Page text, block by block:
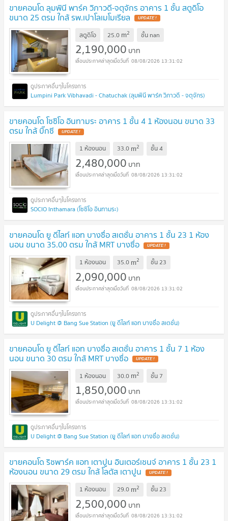
ขายคอนโด ลุมพินี พาร์ค วิภาวดี-จตุจักร อาคาร 1 ชั้น สตูดิโอ
ขนาด 25 ตรม ใกล้ รพ.เปาโลเมโมเรียล UPDATE !
สตูดิโอ 25.0 m2 ชั้น nan
2,190,000 บาท
08/08/2026 13:31:02
Lumpini Park Vibhavadi - Chatuchak (ลุมพินี พาร์ค วิภาวดี - จตุจักร)
ขายคอนโด โซซิโอ อินทามระ อาคาร 1 ชั้น 4 1 ห้องนอน ขนาด 33
ตรม ใกล้ บิ๊กซี UPDATE !
1 ห้องนอน 33.0 m2 ชั้น4
2,480,000 บาท
08/08/2026 13:31:02
SOCIO Inthamara (โซซิโอ อินทามระ)
ขายคอนโด ยู ดีไลท์ แอท บางซื่อ สเตชั่น อาคาร 1 ชั้น 23 1 ห้อง
นอน ขนาด 35.00 ตรม ใกล้ MRT บางซื่อ UPDATE !
1 ห้องนอน 35.0 m2 ชั้น23
2,090,000 บาท
08/08/2026 13:31:02
U Delight @ Bang Sue Station (ยู ดีไลท์ แอท บางซื่อ สเตชั่น)
ขายคอนโด ยู ดีไลท์ แอท บางซื่อ สเตชั่น อาคาร 1 ชั้น 7 1 ห้อง
นอน ขนาด 30 ตรม ใกล้ MRT บางซื่อ UPDATE !
1 ห้องนอน 30.0 m2 ชั้น 7
1,850,000 บาท
08/08/2026 13:31:02
U Delight @ Bang Sue Station (ยู ดีไลท์ แอท บางซื่อ สเตชั่น)
ขายคอนโด ริชพาร์ค แอท เตาปูน อินเตอร์เชนจ์ อาคาร 1 ชั้น 23 1
ห้องนอน ขนาด 29 ตรม ใกล้ โลตัส เตาปูน UPDATE !
1 ห้องนอน 29.0 m2 ชั้น23
2,500,000 บาท
08/08/2026 13:31:02